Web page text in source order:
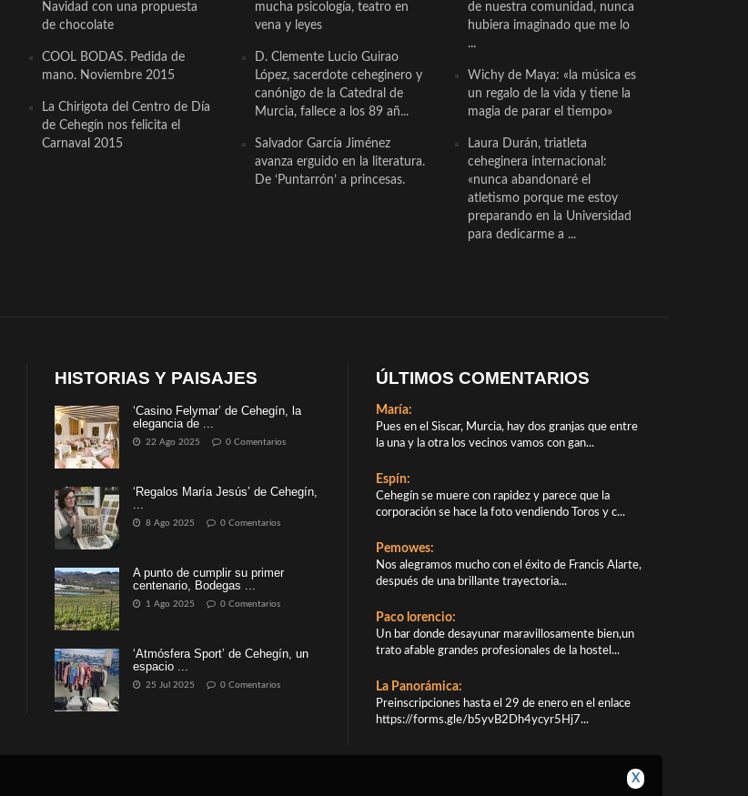
Navidad con una propuesta
de chocolate
COOL BODAS. Pedida de
mano. Noviembre 2015
La Chirigota del Centro de Día
de Cehegín nos felicita el
Carnaval 2015
mucha psicología, teatro en
vena y leyes
D. Clemente Lucio Guirao
López, sacerdote ceheginero y
canónigo de la Catedral de
Murcia, fallece a los 89 añ...
Salvador García Jiménez
avanza erguido en la literatura.
De ‘Puntarrón’ a princesas.
de nuestra comunidad, nunca
hubiera imaginado que me lo
...
Wichy de Maya: «la música es
un regalo de la vida y tiene la
magia de parar el tiempo»
Laura Durán, triatleta
ceheginera internacional:
«nunca abandonaré el
atletismo porque me estoy
preparando en la Universidad
para dedicarme a ...
HISTORIAS Y PAISAJES
‘Casino Felymar’ de Cehegín, la
elegancia de ...
22 Ago 2025 0 Comentarios
‘Regalos María Jesús’ de Cehegín,
...
8 Ago 2025 0 Comentarios
A punto de cumplir su primer
centenario, Bodegas ...
1 Ago 2025 0 Comentarios
‘Atmósfera Sport’ de Cehegín, un
espacio ...
25 Jul 2025 0 Comentarios
ÚLTIMOS COMENTARIOS
María:
Pues en el Siscar, Murcia, hay dos granjas que entre
la una y la otra los vecinos vamos con gan...
Espín:
Cehegín se muere con rapidez y parece que la
corporación se hace la foto vendiendo Toros y c...
Pemowes:
Nos alegramos mucho con el éxito de Francis Alarte,
después de una brillante trayectoria...
Paco lorencio:
Un bar donde desayunar maravillosamente bien,un
trato afable grandes profesionales de la hostel...
La Panorámica:
Preinscripciones hasta el 29 de enero en el enlace
https://forms.gle/b5yvB2Dh4ycyr5Hj7...
X